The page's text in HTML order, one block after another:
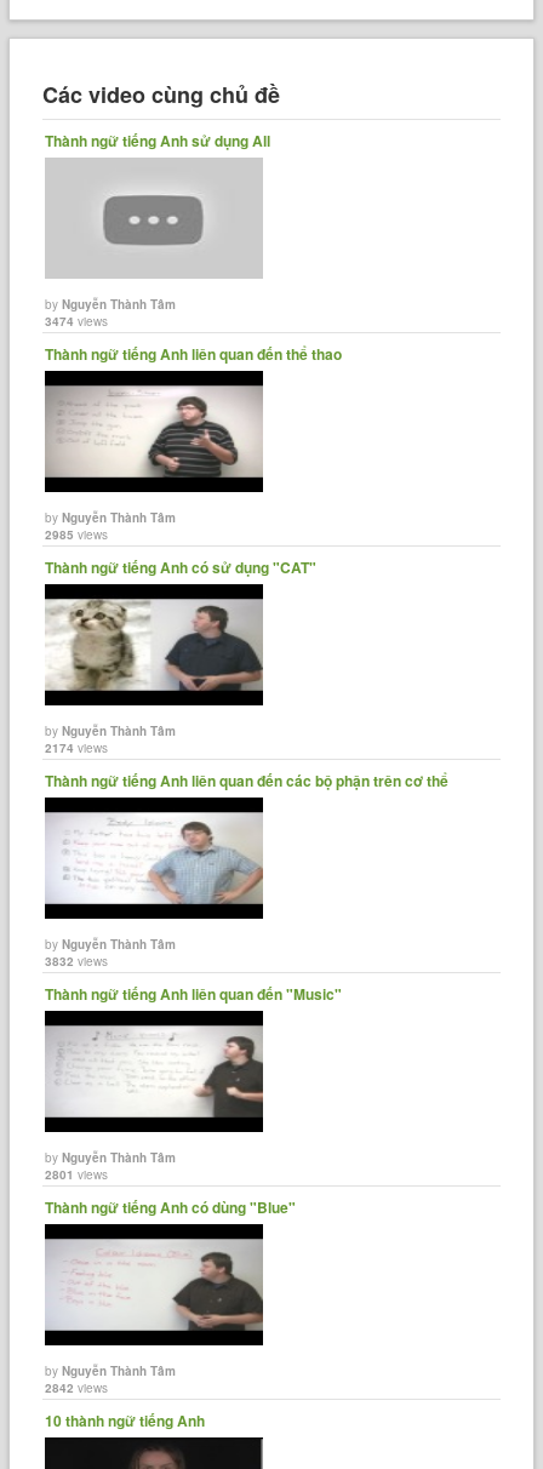
Các video cùng chủ đề
Thành ngữ tiếng Anh sử dụng All
byNguyễn Thành Tâm
3474 views
Thành ngữ tiếng Anh liên quan đến thể thao
byNguyễn Thành Tâm
2985 views
Thành ngữ tiếng Anh có sử dụng "CAT"
byNguyễn Thành Tâm
2174 views
Thành ngữ tiếng Anh liên quan đến các bộ phận trên cơ thể
byNguyễn Thành Tâm
3832 views
Thành ngữ tiếng Anh liên quan đến "Music"
byNguyễn Thành Tâm
2801 views
Thành ngữ tiếng Anh có dùng "Blue"
byNguyễn Thành Tâm
2842 views
10 thành ngữ tiếng Anh